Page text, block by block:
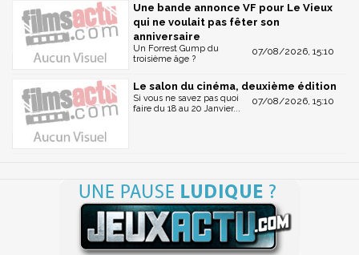
Une bande annonce VF pour Le Vieux
qui ne voulait pas fêter son
anniversaire
07/08/2026, 15:10
Un Forrest Gump du
troisième âge ?
Le salon du cinéma, deuxième édition
07/08/2026, 15:10
Si vous ne savez pas quoi
faire du 18 au 20 Janvier...